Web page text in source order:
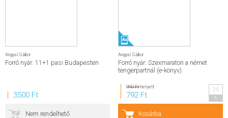
Angyal Gábor
Forró nyár: 11+1 pasi Budapesten
3500 Ft
Nem rendelhető
Angyal Gábor
Forró nyár: Szexmaraton a német
tengerpartnál (e-könyv)
990 Fthelyett
792 Ft
20
Kosárba